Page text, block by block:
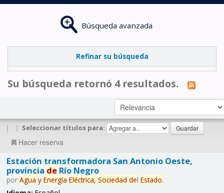
Búsqueda avanzada
Refinar su búsqueda
Su búsqueda retornó 4 resultados.
| | Seleccionar títulos para:
Hacer reserva
Estación transformadora San Antonio Oeste,
provincia deRío Negro
por Agua y Energía Eléctrica, Sociedad del Estado.